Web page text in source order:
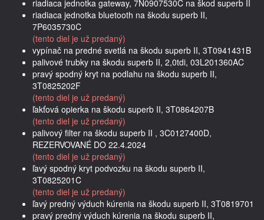
riadiaca jednotka gateway, 7N0907530C na škod superb II
riadiaca jednotka bluetooth na škodu superb II,
7P6035730C
(tento diel je už predaný)
vypínač na predné svetlá na škodu superb II, 3T0941431B
palivové trubky na škodu superb II, 2,0tdi, 03L201360AC
pravý spodný kryt na podlahu na škodu superb II,
3T0825202F
(tento diel je už predaný)
ľakťová opierka na škodu superb II, 3T0864207B
(tento diel je už predaný)
palivový filter na škodu superb II , 3C0127400D,
REZERVOVANÉ DO 22.4.2024
(tento diel je už predaný)
ľavý spodný kryt podvozku na škodu superb II,
3T0825201C
(tento diel je už predaný)
ľavý predný výduch kúrenia na škodu superb II, 3T0819701
pravý predný výduch kúrenia na škodu superb II,